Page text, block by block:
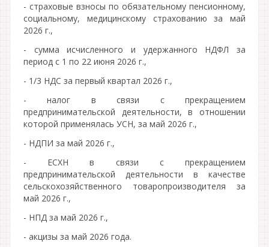
- страховые взносы по обязательному пенсионному,
социальному, медицинскому страхованию за май
2026 г.,
- сумма исчисленного и удержанного НДФЛ за
период с 1 по 22 июня 2026 г.,
- 1/3 НДС за первый квартал 2026 г.,
- налог в связи с прекращением
предпринимательской деятельности, в отношении
которой применялась УСН, за май 2026 г.,
- НДПИ за май 2026 г.,
- ЕСХН в связи с прекращением
предпринимательской деятельности в качестве
сельскохозяйственного товаропроизводителя за
май 2026 г.,
- НПД за май 2026 г.,
- акцизы за май 2026 года.